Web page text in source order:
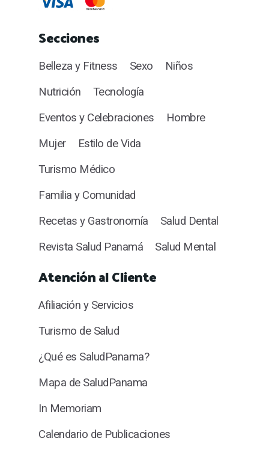
Secciones
Belleza y Fitness Sexo
Niños
Nutrición
Tecnología
Eventos y Celebraciones
Hombre
Mujer
Estilo de Vida
Turismo Médico
Familia y Comunidad
Recetas y Gastronomía
Salud Dental
Revista Salud Panamá
Salud Mental
Atención al Cliente
Afiliación y Servicios
Turismo de Salud
¿Qué es SaludPanama?
Mapa de SaludPanama
In Memoriam
Calendario de Publicaciones